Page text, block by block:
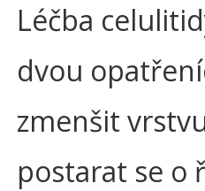
Léčba
dvou
zmenšit
postarat se o